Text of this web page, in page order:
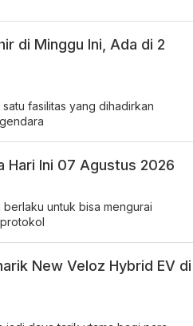
di Minggu Ini, Ada di 2
fasilitas yang dihadirkan
Hari Ini 07 Agustus 2026
berlaku untuk bisa mengurai
New Veloz Hybrid EV di